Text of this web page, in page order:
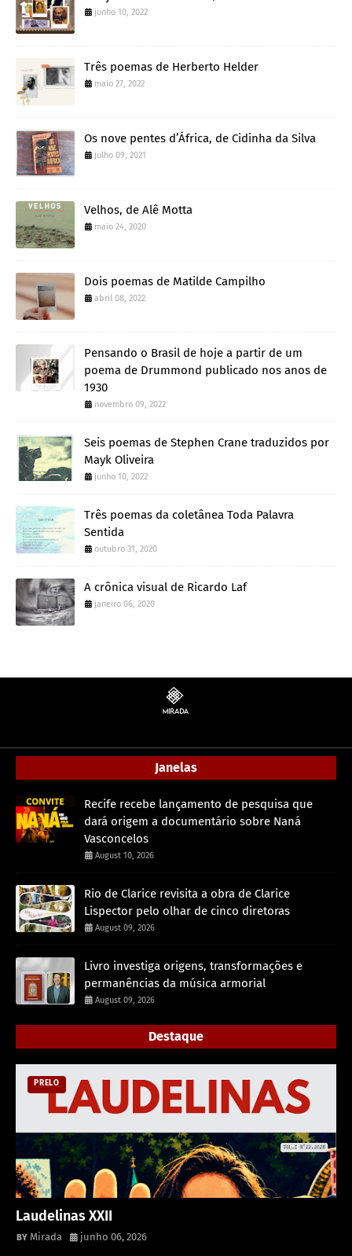
junho 10, 2022
Três poemas de Herberto Helder
maio 27, 2022
Os nove pentes d’África, de Cidinha da Silva
julho 09, 2021
Velhos, de Alê Motta
maio 24, 2020
Dois poemas de Matilde Campilho
abril 08, 2022
Pensando o Brasil de hoje a partir de um
poema de Drummond publicado nos anos de
1930
novembro 09, 2022
Seis poemas de Stephen Crane traduzidos por
Mayk Oliveira
junho 10, 2022
Três poemas da coletânea Toda Palavra
Sentida
outubro 31, 2020
A crônica visual de Ricardo Laf
janeiro 06, 2020
Janelas
Recife recebe lançamento de pesquisa que
dará origem a documentário sobre Naná
Vasconcelos
August 10, 2026
Rio de Clarice revisita a obra de Clarice
Lispector pelo olhar de cinco diretoras
August 09, 2026
Livro investiga origens, transformações e
permanências da música armorial
August 09, 2026
Destaque
PRELO
Laudelinas XXII
Mirada junho 06, 2026